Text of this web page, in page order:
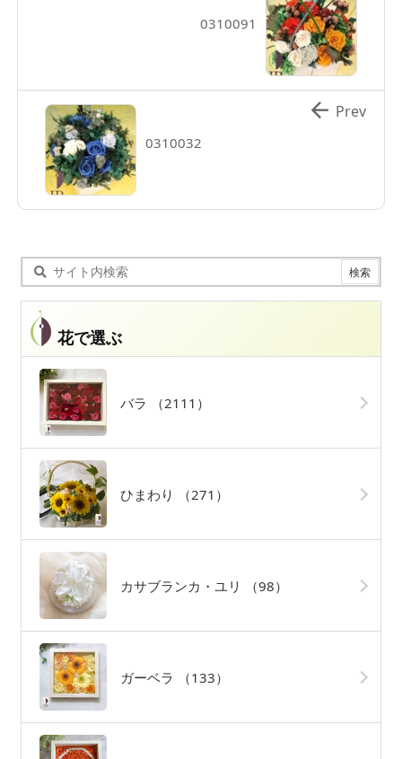
0310091
0310032
 Prev
花で選ぶ
バラ （2111）
ひまわり （271）
カサブランカ・ユリ （98）
ガーベラ （133）